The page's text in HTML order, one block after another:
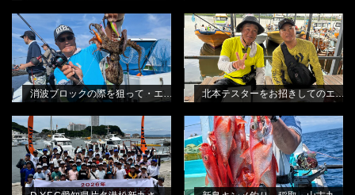
消波ブロックの際を狙って・エギタ
コ釣り
林良一
BLOG
消波ブロックの際を狙って・エギタコ釣り
北本テスターをお招きしてのエギタ
コ釣り教室
林良一
BLOG
北本テスターをお招きしてのエギタコ釣り教室
D.Y.F.C愛知県片名港松新丸さん・シ
ロギススクール
林良一
BLOG
新島キンメ釣り～稲取・山吉丸さん
から
田渕雅生
BLOG